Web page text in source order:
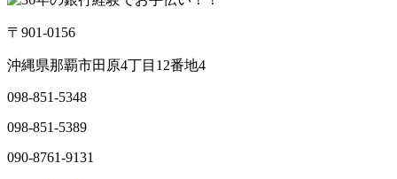
〒901-0156
沖縄県那覇市田原4丁目12番地4
098-851-5348
098-851-5389
090-8761-9131